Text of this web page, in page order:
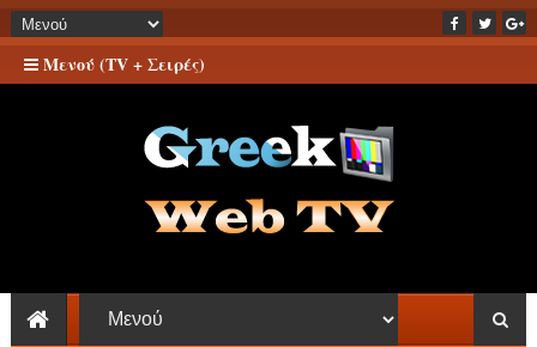
Μενού (TV + Σειρές)